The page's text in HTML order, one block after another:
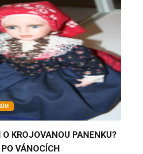
KROJOVANOU PANENKU?
VÁNOCÍCH